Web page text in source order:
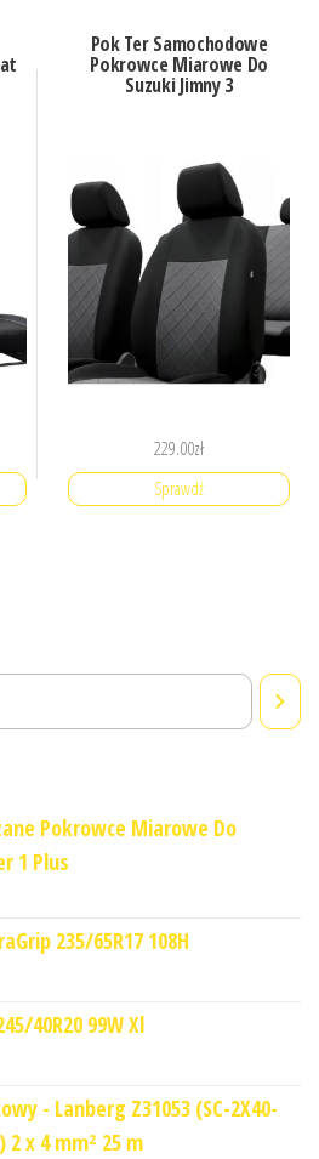
Pok Ter Samochodowe
Pokrowce Miarowe Do
Suzuki Jimny 3
229.00zł
Sprawdź
Pokrowce Miarowe Do
1 Plus
235/65R17 108H
40R20 99W Xl
- Lanberg Z31053 (SC-2X40-
2 x 4 mm² 25 m